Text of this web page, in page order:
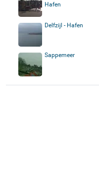
Hafen
Delfzijl - Hafen
Sappemeer